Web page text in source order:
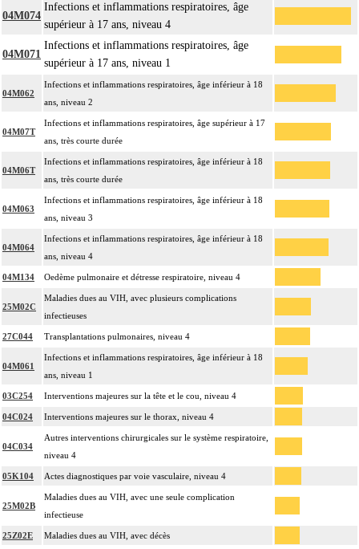
04M074
Infections et inflammations respiratoires, âge
supérieur à 17 ans, niveau 4
04M071
Infections et inflammations respiratoires, âge
supérieur à 17 ans, niveau 1
04M062
Infections et inflammations respiratoires, âge inférieur à 18
ans, niveau 2
04M07T
Infections et inflammations respiratoires, âge supérieur à 17
ans, très courte durée
04M06T
Infections et inflammations respiratoires, âge inférieur à 18
ans, très courte durée
04M063
Infections et inflammations respiratoires, âge inférieur à 18
ans, niveau 3
04M064
Infections et inflammations respiratoires, âge inférieur à 18
ans, niveau 4
04M134 Oedème pulmonaire et détresse respiratoire, niveau 4
25M02C
Maladies dues au VIH, avec plusieurs complications
infectieuses
27C044 Transplantations pulmonaires, niveau 4
04M061
Infections et inflammations respiratoires, âge inférieur à 18
ans, niveau 1
03C254 Interventions majeures sur la tête et le cou, niveau 4
04C024 Interventions majeures sur le thorax, niveau 4
04C034
Autres interventions chirurgicales sur le système respiratoire,
niveau 4
05K104 Actes diagnostiques par voie vasculaire, niveau 4
25M02B
Maladies dues au VIH, avec une seule complication
infectieuse
25Z02E Maladies dues au VIH, avec décès